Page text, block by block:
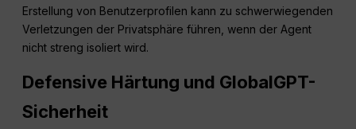
Erstellung von Benutzerprofilen kann zu schwerwiegenden
Verletzungen der Privatsphäre führen, wenn der Agent
nicht streng isoliert wird.
Defensive Härtung und GlobalGPT-
Sicherheit